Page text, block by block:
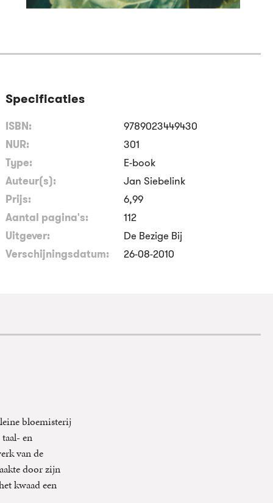
Specificaties
ISBN:
9789023449430
NUR:
301
Type:
E-book
Auteur(s):
Jan Siebelink
Prijs:
6,99
Aantal pagina's:
112
Uitgever:
De Bezige Bij
Verschijningsdatum:
26-08-2010
bloemisterij
en
van de
door zijn
kwaad een